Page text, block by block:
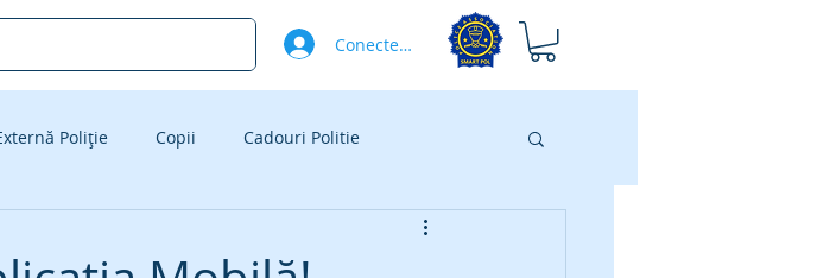
Conectează-te
Poliție Copii Cadouri Politie